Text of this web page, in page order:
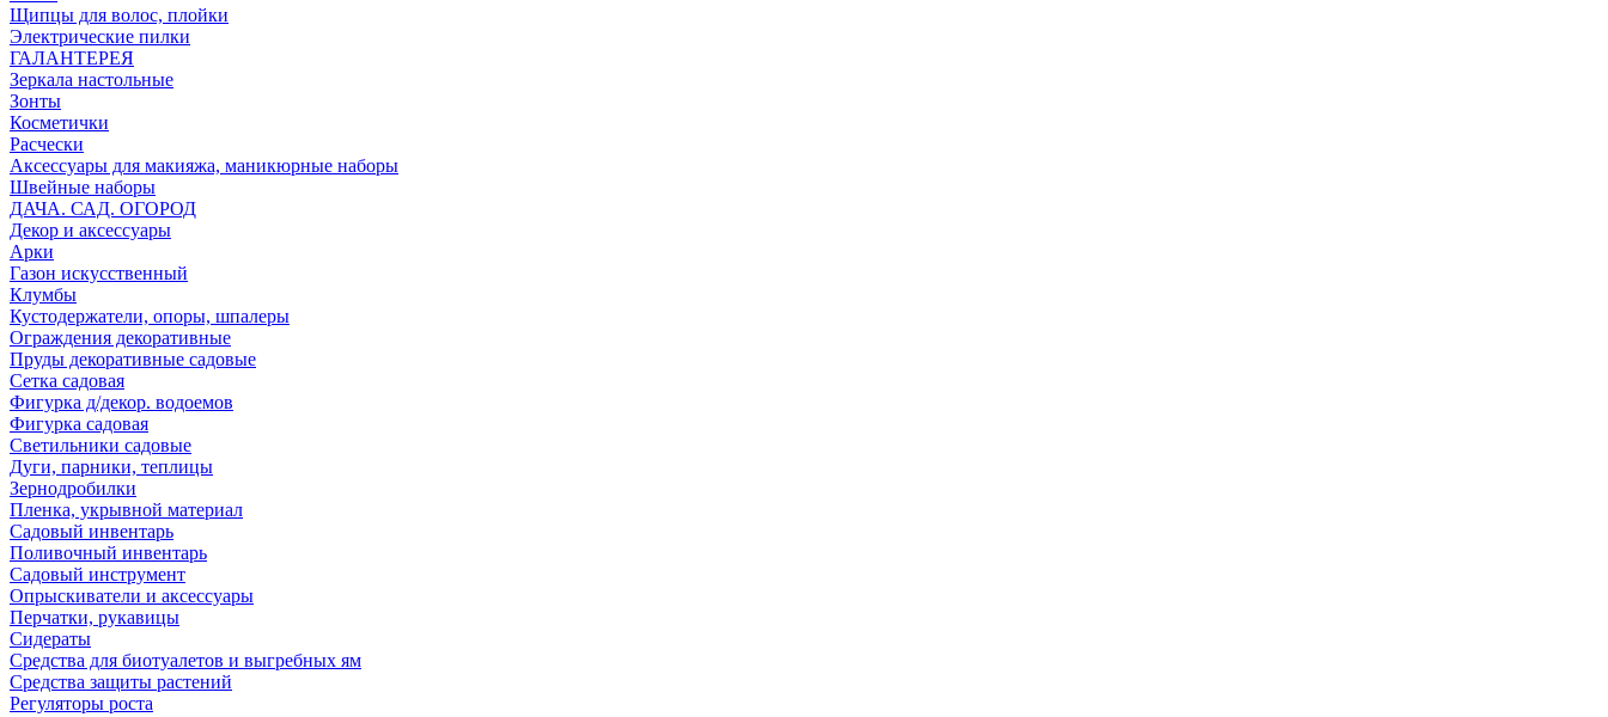
Щипцы для волос, плойки
Электрические пилки
ГАЛАНТЕРЕЯ
Зеркала настольные
Зонты
Косметички
Расчески
Аксессуары для макияжа, маникюрные наборы
Швейные наборы
ДАЧА. САД. ОГОРОД
Декор и аксессуары
Арки
Газон искусственный
Клумбы
Кустодержатели, опоры, шпалеры
Ограждения декоративные
Пруды декоративные садовые
Сетка садовая
Фигурка д/декор. водоемов
Фигурка садовая
Светильники садовые
Дуги, парники, теплицы
Зернодробилки
Пленка, укрывной материал
Садовый инвентарь
Поливочный инвентарь
Садовый инструмент
Опрыскиватели и аксессуары
Перчатки, рукавицы
Сидераты
Средства для биотуалетов и выгребных ям
Средства защиты растений
Регуляторы роста